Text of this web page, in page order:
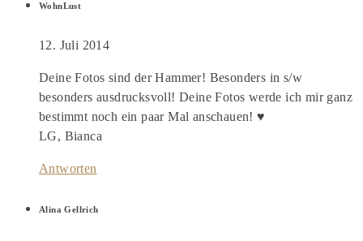
WohnLust
12. Juli 2014
Deine Fotos sind der Hammer! Besonders in s/w
besonders ausdrucksvoll! Deine Fotos werde ich mir ganz
bestimmt noch ein paar Mal anschauen! ♥
LG, Bianca
Antworten
Alina Gellrich